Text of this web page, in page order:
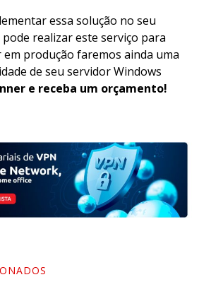
essa solução no seu
realizar este serviço para
em produção faremos ainda uma
de seu servidor Windows
e receba um orçamento!